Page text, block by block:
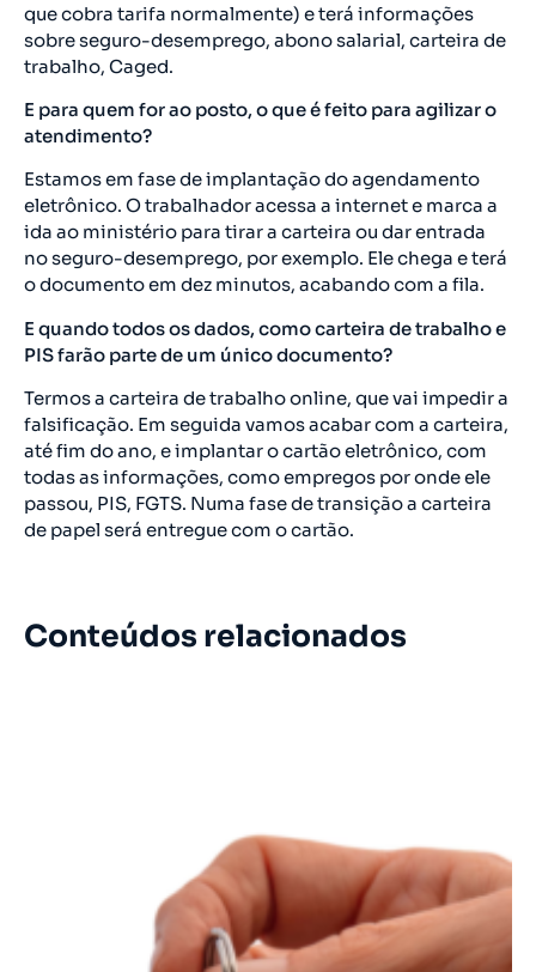
que cobra tarifa normalmente) e terá informações
sobre seguro-desemprego, abono salarial, carteira de
trabalho, Caged.
E para quem for ao posto, o que é feito para agilizar o
atendimento?
Estamos em fase de implantação do agendamento
eletrônico. O trabalhador acessa a internet e marca a
ida ao ministério para tirar a carteira ou dar entrada
no seguro-desemprego, por exemplo. Ele chega e terá
o documento em dez minutos, acabando com a fila.
E quando todos os dados, como carteira de trabalho e
PIS farão parte de um único documento?
Termos a carteira de trabalho online, que vai impedir a
falsificação. Em seguida vamos acabar com a carteira,
até fim do ano, e implantar o cartão eletrônico, com
todas as informações, como empregos por onde ele
passou, PIS, FGTS. Numa fase de transição a carteira
de papel será entregue com o cartão.
Conteúdos relacionados